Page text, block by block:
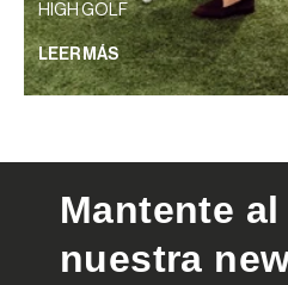
HIGH GOLF
LEER MÁS